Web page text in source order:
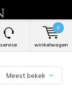
service winkelwagen
0